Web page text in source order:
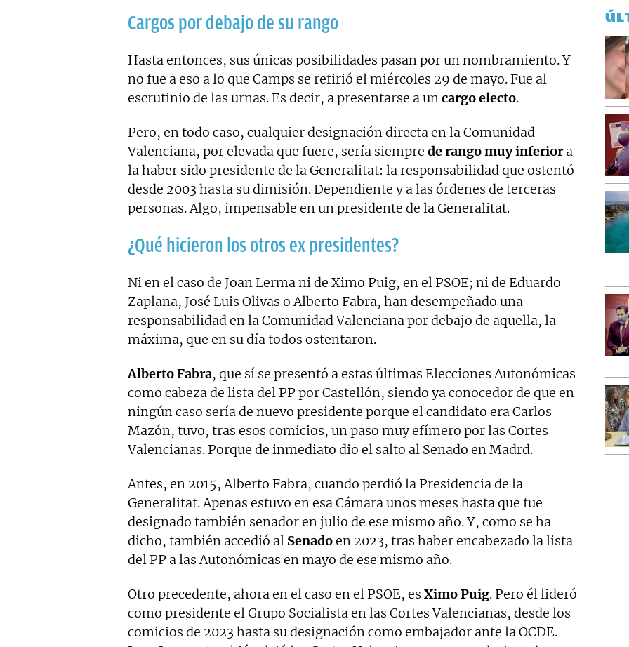
Cargos por debajo de su rango
Hasta entonces, sus únicas posibilidades pasan por un nombramiento. Y
no fue a eso a lo que Camps se refirió el miércoles 29 de mayo. Fue al
escrutinio de las urnas. Es decir, a presentarse a uncargo electo.
Pero, en todo caso, cualquier designación directa en la Comunidad
Valenciana, por elevada que fuere, sería siempre de rango muy inferiora
la haber sido presidente de la Generalitat: la responsabilidad que ostentó
desde 2003 hasta su dimisión. Dependiente y a las órdenes de terceras
personas. Algo, impensable en un presidente de la Generalitat.
¿Qué hicieron los otros ex presidentes?
Ni en el caso de Joan Lerma ni de Ximo Puig, en el PSOE; ni de Eduardo
Zaplana, José Luis Olivas o Alberto Fabra, han desempeñado una
responsabilidad en la Comunidad Valenciana por debajo de aquella, la
máxima, que en su día todos ostentaron.
Alberto Fabra, que sí se presentó a estas últimas Elecciones Autonómicas
como cabeza de lista del PP por Castellón, siendo ya conocedor de que en
ningún caso sería de nuevo presidente porque el candidato era Carlos
Mazón, tuvo, tras esos comicios, un paso muy efímero por las Cortes
Valencianas. Porque de inmediato dio el salto al Senado en Madrd.
Antes, en 2015, Alberto Fabra, cuando perdió la Presidencia de la
Generalitat. Apenas estuvo en esa Cámara unos meses hasta que fue
designado también senador en julio de ese mismo año. Y, como se ha
dicho, también accedió al Senadoen 2023, tras haber encabezado la lista
del PP a las Autonómicas en mayo de ese mismo año.
Otro precedente, ahora en el caso en el PSOE, es Ximo Puig. Pero él lideró
como presidente el Grupo Socialista en las Cortes Valencianas, desde los
comicios de 2023 hasta su designación como embajador ante la OCDE.